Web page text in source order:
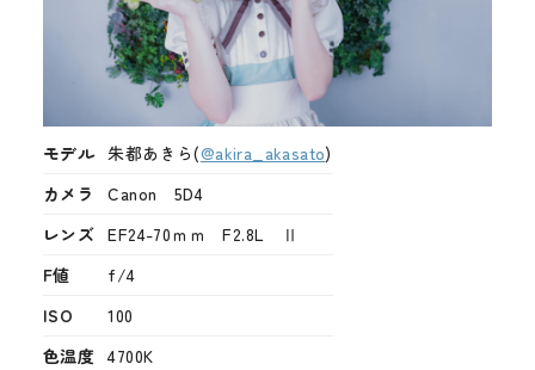
モデル 朱都あきら(@akira_akasato)
カメラ
Canon 5D4
レンズ EF24-70ｍｍ F2.8L Ⅱ
F値
f/4
ISO
100
色温度 4700K